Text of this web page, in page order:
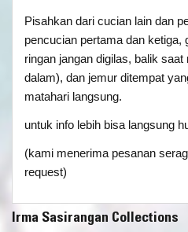
Pisahkan dari cucian lain dan
pencucian pertama dan ketiga,
ringan jangan digilas, balik
dalam), dan jemur ditempat
matahari langsung.
untuk info lebih bisa langsung
(kami menerima pesanan
request)
Irma Sasirangan Collections